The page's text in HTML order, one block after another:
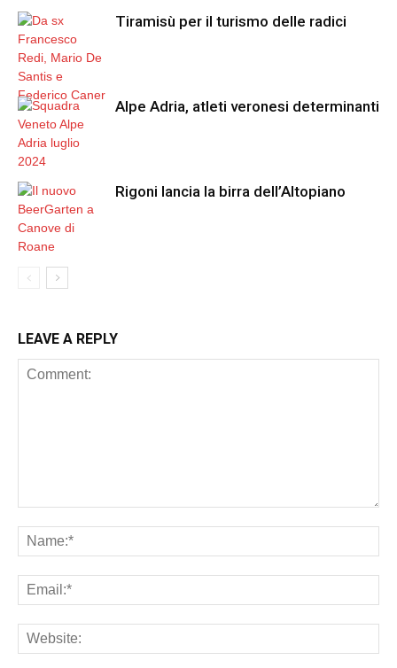
Tiramisù per il turismo delle radici
Alpe Adria, atleti veronesi determinanti
Rigoni lancia la birra dell’Altopiano
LEAVE A REPLY